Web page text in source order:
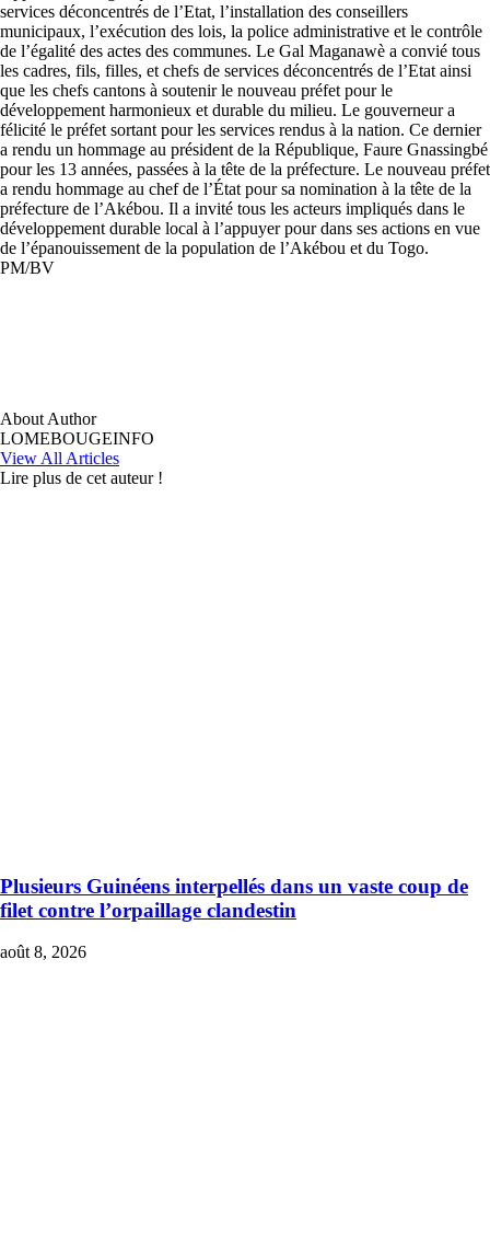
services déconcentrés de l’Etat, l’installation des conseillers
municipaux, l’exécution des lois, la police administrative et le contrôle
de l’égalité des actes des communes. Le Gal Maganawè a convié tous
les cadres, fils, filles, et chefs de services déconcentrés de l’Etat ainsi
que les chefs cantons à soutenir le nouveau préfet pour le
développement harmonieux et durable du milieu. Le gouverneur a
félicité le préfet sortant pour les services rendus à la nation. Ce dernier
a rendu un hommage au président de la République, Faure Gnassingbé
pour les 13 années, passées à la tête de la préfecture. Le nouveau préfet
a rendu hommage au chef de l’État pour sa nomination à la tête de la
préfecture de l’Akébou. Il a invité tous les acteurs impliqués dans le
développement durable local à l’appuyer pour dans ses actions en vue
de l’épanouissement de la population de l’Akébou et du Togo.
PM/BV
About Author
LOMEBOUGEINFO
View All Articles
Lire plus de cet auteur !
Plusieurs Guinéens interpellés dans un vaste coup de
filet contre l’orpaillage clandestin
août 8, 2026